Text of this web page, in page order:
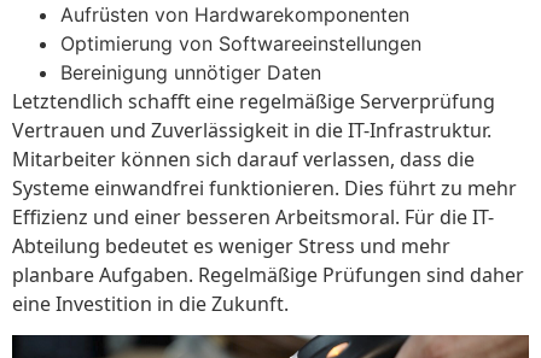
Aufrüsten von Hardwarekomponenten
Optimierung von Softwareeinstellungen
Bereinigung unnötiger Daten
Letztendlich schafft eine regelmäßige Serverprüfung
Vertrauen und Zuverlässigkeit in die IT-Infrastruktur.
Mitarbeiter können sich darauf verlassen, dass die
Systeme einwandfrei funktionieren. Dies führt zu mehr
Effizienz und einer besseren Arbeitsmoral. Für die IT-
Abteilung bedeutet es weniger Stress und mehr
planbare Aufgaben. Regelmäßige Prüfungen sind daher
eine Investition in die Zukunft.